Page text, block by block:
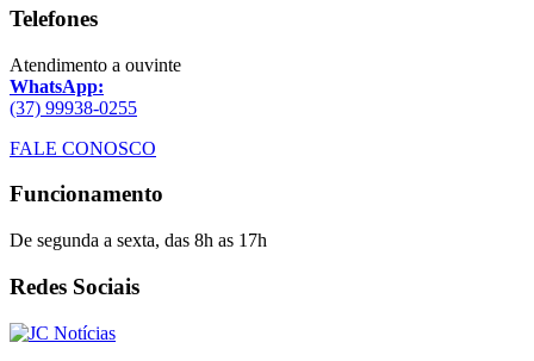
Telefones
Atendimento a ouvinte
WhatsApp:
(37) 99938-0255
FALE CONOSCO
Funcionamento
De segunda a sexta, das 8h as 17h
Redes Sociais